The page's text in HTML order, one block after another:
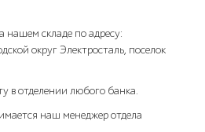
нашем складе по адресу:
округ Электросталь, поселок
в отделении любого банка.
наш менеджер отдела